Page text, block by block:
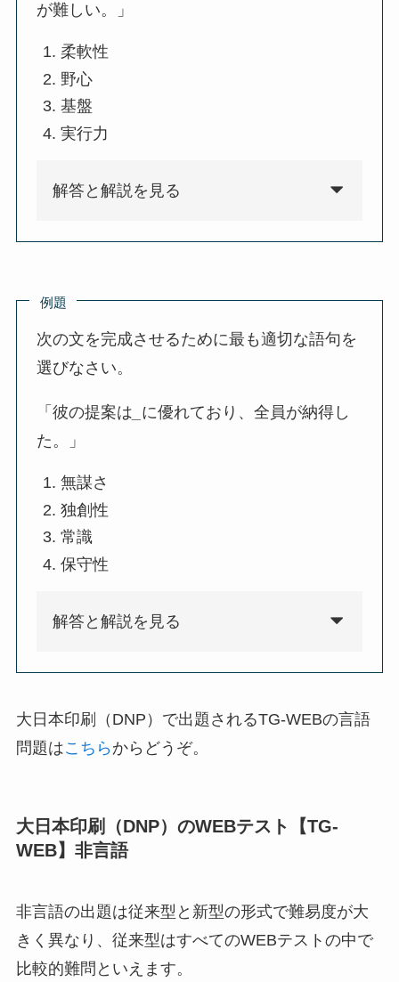
が難しい。」
柔軟性
野心
基盤
実行力
解答と解説を見る
例題
次の文を完成させるために最も適切な語句を
選びなさい。
「彼の提案は に優れており、全員が納得し
た。」
無謀さ
独創性
常識
保守性
解答と解説を見る
大日本印刷（DNP）で出題されるTG-WEBの言語
問題はこちら からどうぞ。
大日本印刷（DNP）のWEBテスト【TG-
WEB】非言語
非言語の出題は従来型と新型の形式で難易度が大
きく異なり、従来型はすべてのWEBテストの中で
比較的難問といえます。